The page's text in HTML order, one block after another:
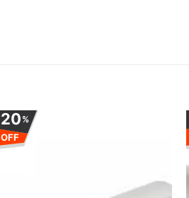
20%
OFF